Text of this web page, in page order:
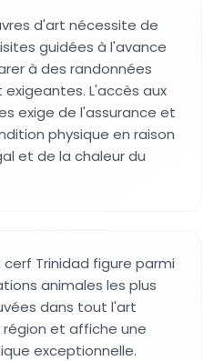
d'art nécessite de
guidées à l'avance
à des randonnées
L'accès aux
exige de l'assurance et
physique en raison
et de la chaleur du
cerf Trinidad figure parmi
animales les plus
dans tout l'art
et affiche une
exceptionnelle.